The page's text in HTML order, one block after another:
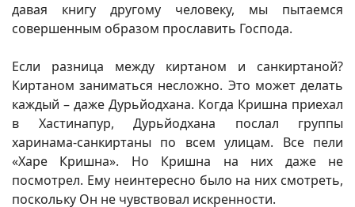
давая книгу другому человеку, мы пытаемся
совершенным образом прославить Господа.
Если разница между киртаном и санкиртаной?
Киртаном заниматься несложно. Это может делать
каждый – даже Дурьйодхана. Когда Кришна приехал
в Хастинапур, Дурьйодхана послал группы
харинама-санкиртаны по всем улицам. Все пели
«Харе Кришна». Но Кришна на них даже не
посмотрел. Ему неинтересно было на них смотреть,
поскольку Он не чувствовал искренности.